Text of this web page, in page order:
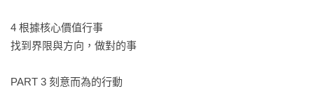
*保有核心價值，其餘部分有商量餘地：滿足變動環境需求，就
不容易被取代。例：《紐約時報》在報業巨大的失序與動盪期
費訂閱者，股價創新高。紐時不像其他媒體逃避改變，而是順
4 根據核心價值行事
找到界限與方向，做對的事
PART 3 刻意而為的行動